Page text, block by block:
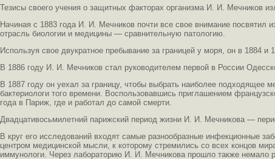
Тезисы своего учения о защитных факторах организма И. И. Мечников
Начиная с 1883 года И. И. Мечников почти все свое внимание
отрасль биологии и медицины — сравнительную патологию.
Используя свое двукратное пребывание за границей у моря, он в 1884
В 1886 году И. И. Мечников стал руководителем первой в России
В 1887 году он уехал за границу, чтобы выбрать наиболее подходящее
бактериологи того времени. Воспользовавшись приглашением
года в Париж, где и работал до самой смерти.
Двадцативосьмилетний парижский период жизни И. И. Мечникова —
В круг его исследований входят самые разнообразные инфекционные
центром медицинской мысли, к которому стремились со всех концов
иммунологи. Через лабораторию И. И. Мечникова прошло также немало